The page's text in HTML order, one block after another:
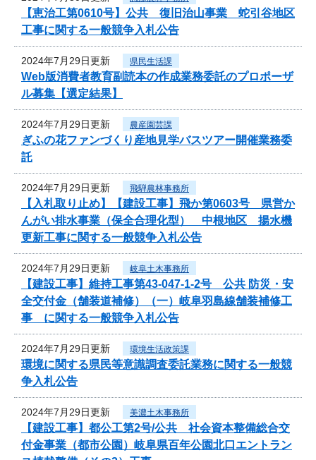
【恵治工第0610号】公共 復旧治山事業 蛇引谷地区
工事に関する一般競争入札公告
2024年7月29日更新 県民生活課
Web版消費者教育副読本の作成業務委託のプロポーザ
ル募集【選定結果】
2024年7月29日更新 農産園芸課
ぎふの花ファンづくり産地見学バスツアー開催業務委
託
2024年7月29日更新 飛騨農林事務所
【入札取り止め】【建設工事】飛か第0603号 県営か
んがい排水事業（保全合理化型） 中根地区 揚水機
更新工事に関する一般競争入札公告
2024年7月29日更新 岐阜土木事務所
【建設工事】維持工事第43-047-1-2号 公共 防災・安
全交付金（舗装道補修）（一）岐阜羽島線舗装補修工
事 に関する一般競争入札公告
2024年7月29日更新 環境生活政策課
環境に関する県民等意識調査委託業務に関する一般競
争入札公告
2024年7月29日更新 美濃土木事務所
【建設工事】都公工第2号/公共 社会資本整備総合交
付金事業（都市公園）岐阜県百年公園北口エントラン